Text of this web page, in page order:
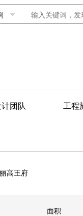
团队 工程
高王府
面积